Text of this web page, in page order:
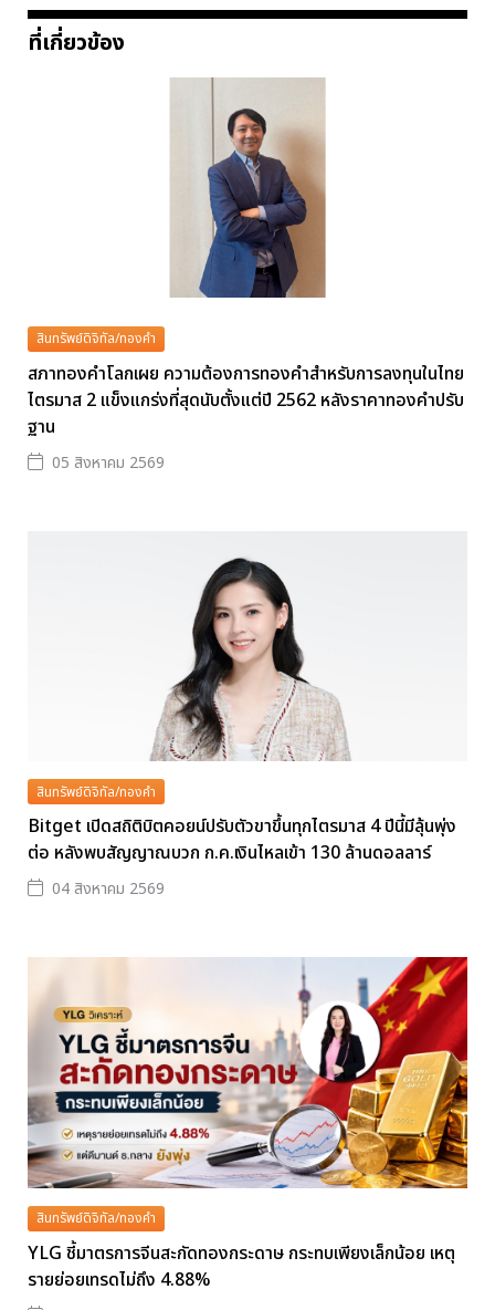
ที่เกี่ยวข้อง
สินทรัพย์ดิจิทัล/ทองคำ
สภาทองคำโลกเผย ความต้องการทองคำสำหรับการลงทุนในไทย
ไตรมาส 2 แข็งแกร่งที่สุดนับตั้งแต่ปี 2562 หลังราคาทองคำปรับ
ฐาน
05 สิงหาคม 2569
สินทรัพย์ดิจิทัล/ทองคำ
Bitget เปิดสถิติบิตคอยน์ปรับตัวขาขึ้นทุกไตรมาส 4 ปีนี้มีลุ้นพุ่ง
ต่อ หลังพบสัญญาณบวก ก.ค.เงินไหลเข้า 130 ล้านดอลลาร์
04 สิงหาคม 2569
สินทรัพย์ดิจิทัล/ทองคำ
YLG ชี้มาตรการจีนสะกัดทองกระดาษ กระทบเพียงเล็กน้อย เหตุ
รายย่อยเทรดไม่ถึง 4.88%